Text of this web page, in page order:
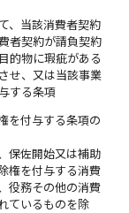
、当該消費者契約
者契約が請負契約
的物に瑕疵がある
せ、又は当該事業
する条項
を付与する条項の
保佐開始又は補助
権を付与する消費
役務その他の消費
ているものを除